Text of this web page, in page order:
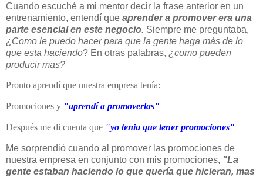
Cuando escuché a mi mentor decir la frase anterior en un
entrenamiento, entendí que aprender a promover era una
parte esencial en este negocio. Siempre me preguntaba,
¿Como le puedo hacer para que la gente haga más de lo
que esta haciendo? En otras palabras, ¿como pueden
producir mas?
Pronto aprendí que nuestra empresa tenía:
Promociones y "aprendí a promoverlas"
Después me di cuenta que "yo tenia que tener promociones"
Me sorprendió cuando al promover las promociones de
nuestra empresa en conjunto con mis promociones, "La
gente estaban haciendo lo que quería que hicieran, mas